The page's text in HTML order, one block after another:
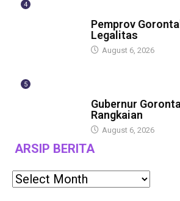
4
Pemprov
Legalitas
August 6, 2026
5
Gubernur
Rangkaian
August 6, 2026
ARSIP BERITA